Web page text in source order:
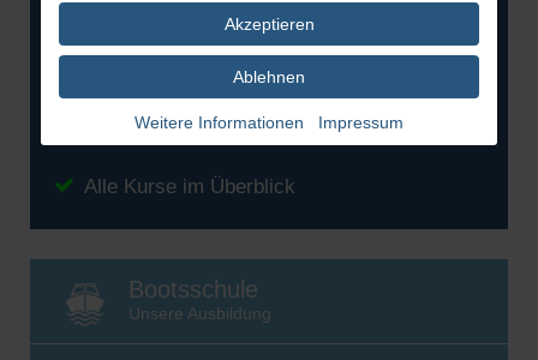
Bootsführerschein See
beginnt am 22.08.2026
beginnt am 22.08.2026
Alle Kurse im Überblick
Bootsschule
Unsere Ausbildung
Akzeptieren
Ablehnen
Weitere Informationen Impressum